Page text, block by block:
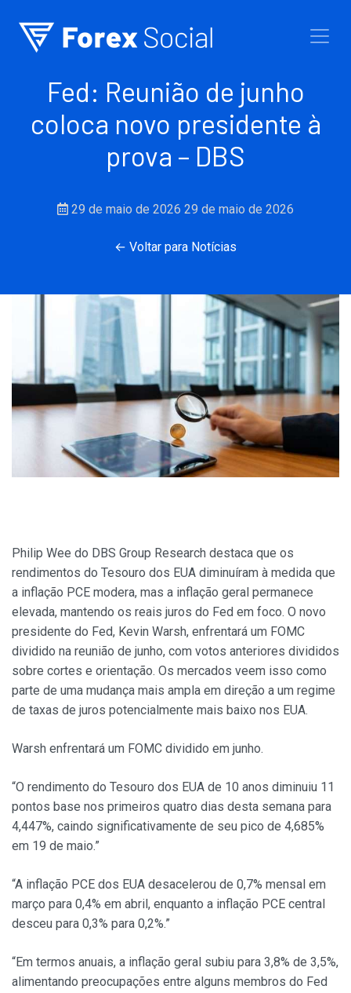
Fed: Reunião de junho
coloca novo presidente à
prova – DBS
29 de maio de 2026 29 de maio de 2026
← Voltar para Notícias
Philip Wee do DBS Group Research destaca que os
rendimentos do Tesouro dos EUA diminuíram à medida que
a inflação PCE modera, mas a inflação geral permanece
elevada, mantendo os reais juros do Fed em foco. O novo
presidente do Fed, Kevin Warsh, enfrentará um FOMC
dividido na reunião de junho, com votos anteriores divididos
sobre cortes e orientação. Os mercados veem isso como
parte de uma mudança mais ampla em direção a um regime
de taxas de juros potencialmente mais baixo nos EUA.
Warsh enfrentará um FOMC dividido em junho.
“O rendimento do Tesouro dos EUA de 10 anos diminuiu 11
pontos base nos primeiros quatro dias desta semana para
4,447%, caindo significativamente de seu pico de 4,685%
em 19 de maio.”
“A inflação PCE dos EUA desacelerou de 0,7% mensal em
março para 0,4% em abril, enquanto a inflação PCE central
desceu para 0,3% para 0,2%.”
“Em termos anuais, a inflação geral subiu para 3,8% de 3,5%,
alimentando preocupações entre alguns membros do Fed